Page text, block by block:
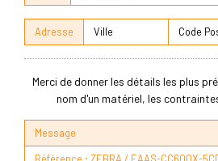
Adresse
Merci de donner les détails les plus
nom d'un matériel, les
Message